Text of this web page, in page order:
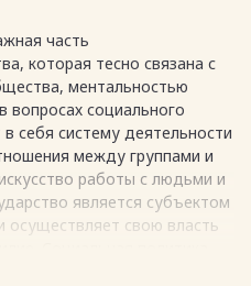
после покупки
часть
которая тесно связана с
ментальностью
социального
себя систему деятельности
между группами и
работы с людьми и
является субъектом
осуществляет свою власть
государства, которая